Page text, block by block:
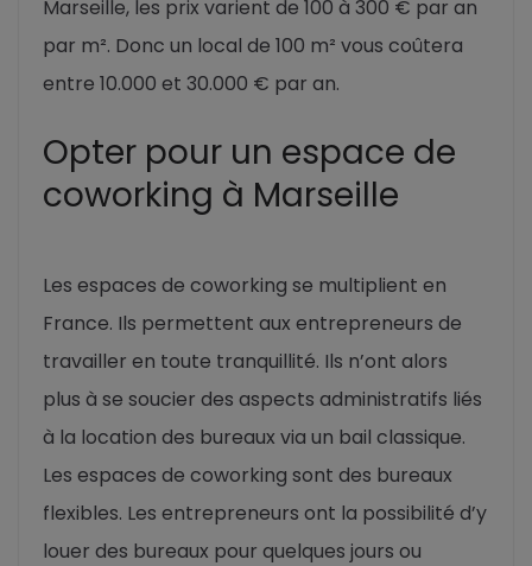
Marseille, les prix varient de 100 à 300 € par an
par m². Donc un local de 100 m² vous coûtera
entre 10.000 et 30.000 € par an.
Opter pour un espace de
coworking à Marseille
Les espaces de coworking se multiplient en
France. Ils permettent aux entrepreneurs de
travailler en toute tranquillité. Ils n’ont alors
plus à se soucier des aspects administratifs liés
à la location des bureaux via un bail classique.
Les espaces de coworking sont des bureaux
flexibles. Les entrepreneurs ont la possibilité d’y
louer des bureaux pour quelques jours ou